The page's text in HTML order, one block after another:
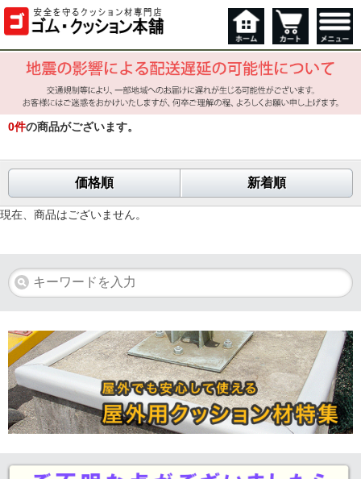
0件の商品がございます。
価格順 新着順
現在、商品はございません。